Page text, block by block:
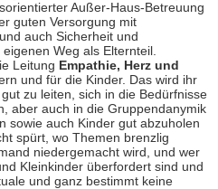
Außer-Haus-Betreuung
guten Versorgung mit
auch Sicherheit und
Weg als Elternteil.
Leitung Empathie, Herz und
und für die Kinder. Das wird ihr
zu leiten, sich in die Bedürfnisse
aber auch in die Gruppendanymik
sowie auch Kinder gut abzuholen
spürt, wo Themen brenzlig
niedergemacht wird, und wer
Kleinkinder überfordert sind und
und ganz bestimmt keine